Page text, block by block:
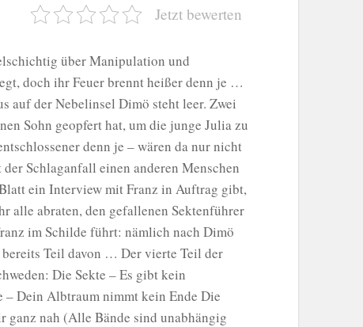
Jetzt bewerten
über Manipulation und
doch ihr Feuer brennt heißer denn je …
auf der Nebelinsel Dimö steht leer. Zwei
Sohn geopfert hat, um die junge Julia zu
denn je – wären da nur nicht
Schlaganfall einen anderen Menschen
ein Interview mit Franz in Auftrag gibt,
alle abraten, den gefallenen Sektenführer
im Schilde führt: nämlich nach Dimö
Teil davon … Der vierte Teil der
Die Sekte – Es gibt kein
– Dein Albtraum nimmt kein Ende Die
ganz nah (Alle Bände sind unabhängig